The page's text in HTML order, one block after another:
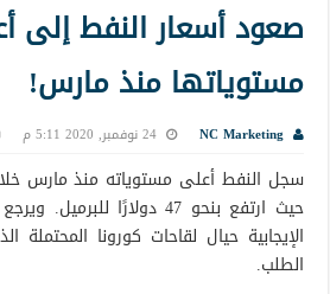
صعود أسعار النفط إلى
مستوياتها منذ مارس!
NC Marketing 24 نوفمبر, 2020 5:11 م
سجل النفط أعلى مستوياته منذ مارس خلال
حيث ارتفع بنحو 47 دولارًا
الإيجابية حيال لقاحات كورونا
الطلب.